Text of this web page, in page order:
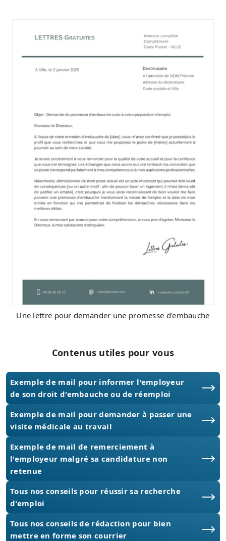
Une lettre pour demander une promesse d'embauche
Contenus utiles pour vous
Exemple de mail pour informer l'employeur
de son droit d'embauche ou de réemploi
Exemple de mail pour demander à passer une
visite médicale au travail
Exemple de mail de remerciement à
l'employeur malgré sa candidature non
retenue
Tous nos conseils pour réussir sa recherche
d'emploi
Tous nos conseils de rédaction pour bien
mettre en forme son courrier